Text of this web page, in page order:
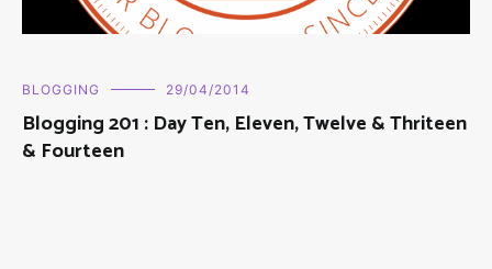
BLOGGING 29/04/2014
Blogging 201 : Day Ten, Eleven, Twelve & Thriteen
& Fourteen